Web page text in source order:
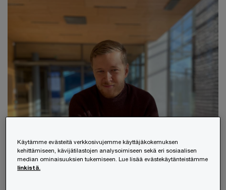
Käytämme evästeitä verkkosivujemme käyttäjäkokemuksen
kehittämiseen, kävijätilastojen analysoimiseen sekä eri sosiaalisen
median ominaisuuksien tukemiseen. Lue lisää evästekäytänteistämme
linkistä.